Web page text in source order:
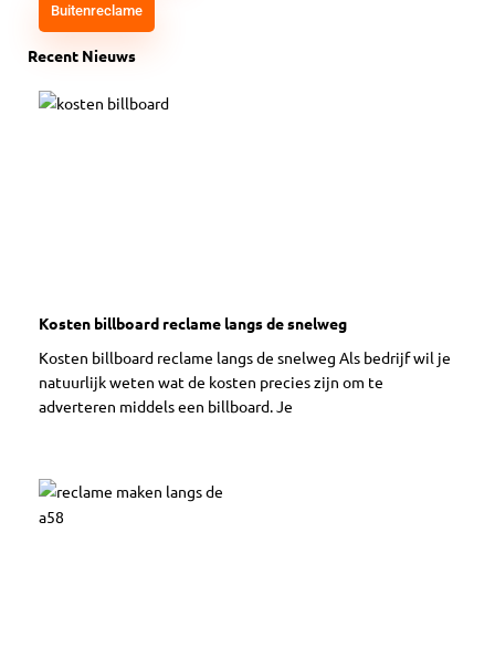
Buitenreclame
Recent Nieuws
Kosten billboard reclame langs de snelweg
Kosten billboard reclame langs de snelweg Als bedrijf wil je
natuurlijk weten wat de kosten precies zijn om te
adverteren middels een billboard. Je